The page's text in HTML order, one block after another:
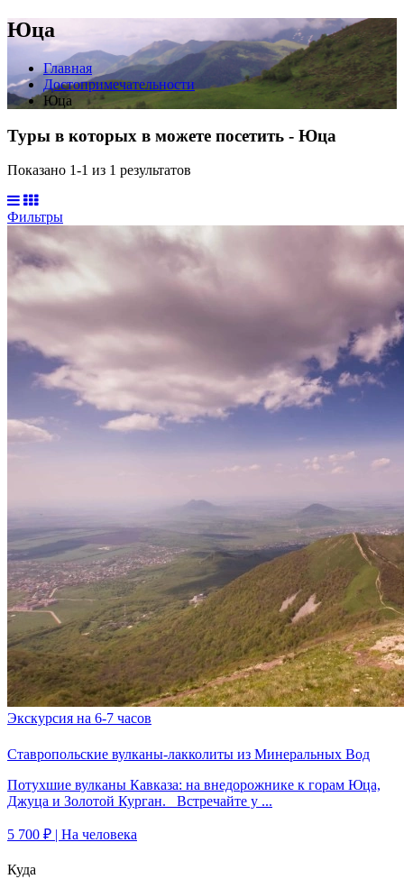
Юца
Главная
Достопримечательности
Юца
Туры в которых в можете посетить - Юца
Показано 1-1 из 1 результатов
Фильтры
Экскурсия на 6-7 часов
Ставропольские вулканы-лакколиты из Минеральных Вод
Потухшие вулканы Кавказа: на внедорожнике к горам Юца,
Джуца и Золотой Курган. Встречайте у ...
5 700 ₽ | На человека
Куда